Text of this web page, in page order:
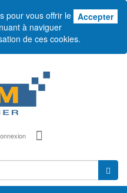
Accepter
pour vous offrir le
à naviguer
de ces cookies.